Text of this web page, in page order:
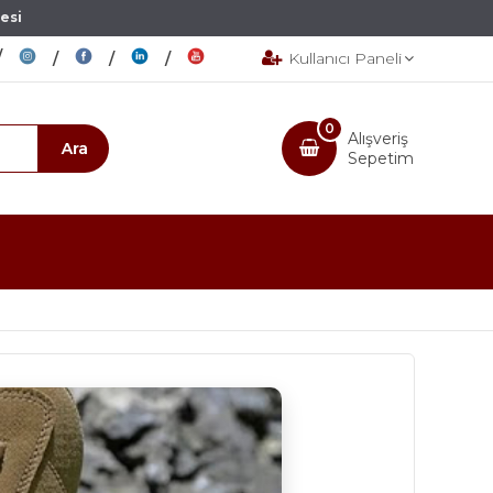
Kullanıcı Paneli
Alışveriş
Sepetim
0